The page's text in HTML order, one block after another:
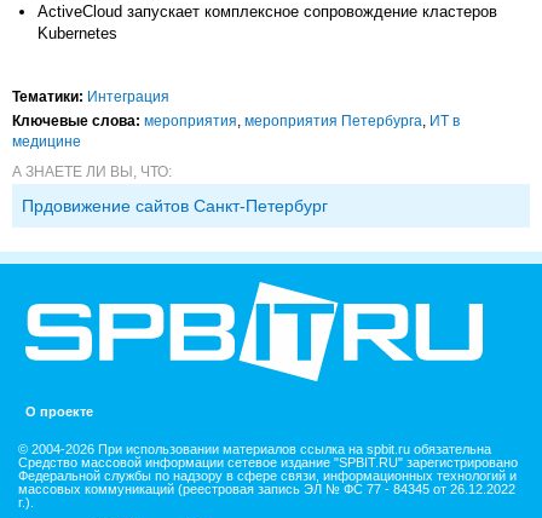
ActiveCloud запускает комплексное сопровождение кластеров
Kubernetes
Тематики: Интеграция
Ключевые слова: мероприятия мероприятия Петербурга ИТ в
медицине
А ЗНАЕТЕ ЛИ ВЫ, ЧТО:
Прдовижение сайтов Санкт-Петербург
О проекте
© 2004-2026 При использовании материалов ссылка на spbit.ru обязательна
Средство массовой информации сетевое издание "SPBIT.RU" зарегистрировано
Федеральной службы по надзору в сфере связи, информационных технологий и
массовых коммуникаций (реестровая запись ЭЛ № ФС 77 - 84345 от 26.12.2022
г.).